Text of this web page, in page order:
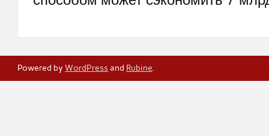
Powered byWordPressand Rubine.